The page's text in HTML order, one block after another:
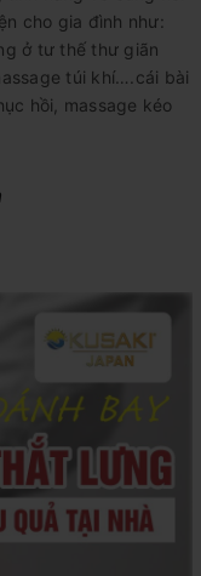
cho gia đình như:
ở tư thế thư giãn
túi khí….cái bài
hồi, massage kéo